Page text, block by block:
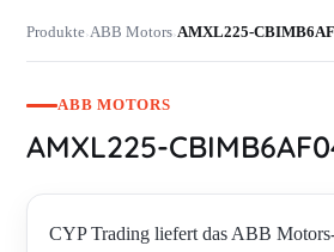
Produkte›ABB Motors›AMXL225-
ABB MOTORS
AMXL225-
CYP Trading liefert das ABB